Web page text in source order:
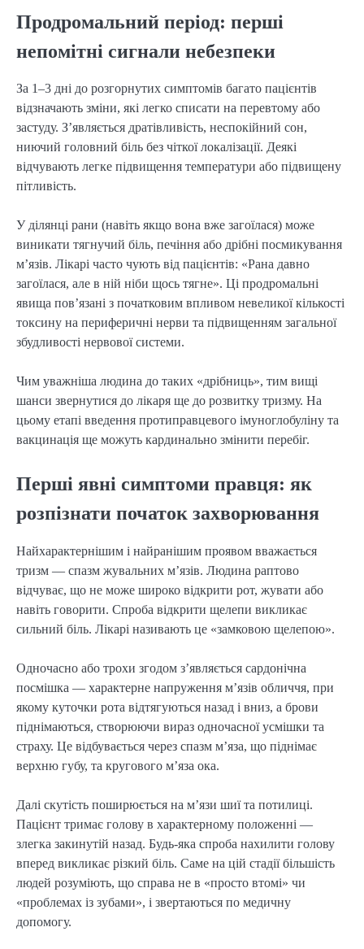
Продромальний період: перші
непомітні сигнали небезпеки
За 1–3 дні до розгорнутих симптомів багато пацієнтів
відзначають зміни, які легко списати на перевтому або
застуду. З’являється дратівливість, неспокійний сон,
ниючий головний біль без чіткої локалізації. Деякі
відчувають легке підвищення температури або підвищену
пітливість.
У ділянці рани (навіть якщо вона вже загоїлася) може
виникати тягнучий біль, печіння або дрібні посмикування
м’язів. Лікарі часто чують від пацієнтів: «Рана давно
загоїлася, але в ній ніби щось тягне». Ці продромальні
явища пов’язані з початковим впливом невеликої кількості
токсину на периферичні нерви та підвищенням загальної
збудливості нервової системи.
Чим уважніша людина до таких «дрібниць», тим вищі
шанси звернутися до лікаря ще до розвитку тризму. На
цьому етапі введення протиправцевого імуноглобуліну та
вакцинація ще можуть кардинально змінити перебіг.
Перші явні симптоми правця: як
розпізнати початок захворювання
Найхарактернішим і найранішим проявом вважається
тризм — спазм жувальних м’язів. Людина раптово
відчуває, що не може широко відкрити рот, жувати або
навіть говорити. Спроба відкрити щелепи викликає
сильний біль. Лікарі називають це «замковою щелепою».
Одночасно або трохи згодом з’являється сардонічна
посмішка — характерне напруження м’язів обличчя, при
якому куточки рота відтягуються назад і вниз, а брови
піднімаються, створюючи вираз одночасної усмішки та
страху. Це відбувається через спазм м’яза, що піднімає
верхню губу, та кругового м’яза ока.
Далі скутість поширюється на м’язи шиї та потилиці.
Пацієнт тримає голову в характерному положенні —
злегка закинутій назад. Будь-яка спроба нахилити голову
вперед викликає різкий біль. Саме на цій стадії більшість
людей розуміють, що справа не в «просто втомі» чи
«проблемах із зубами», і звертаються по медичну
допомогу.